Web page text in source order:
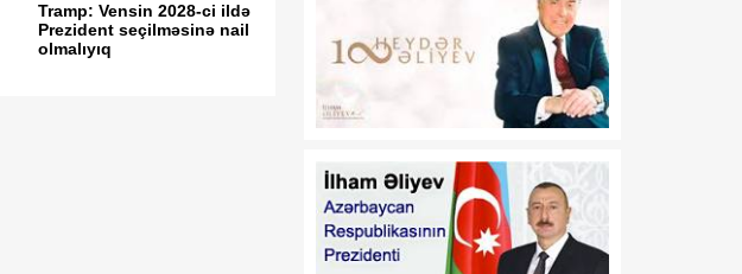
Tramp: Vensin 2028-ci ildə
Prezident seçilməsinə nail
olmalıyıq
Prezidentinin 2006-cı il 28
dekabr tarixli 504 nömrəli
Fərmanında dəyişikliklər
edilməsi barədə"
Prezidentinin 2014-cü il 20
fevral tarixli 111 nömrəli
Fərmanında dəyişiklik
edilməsi haqqında"
Azərbaycan Respublikası